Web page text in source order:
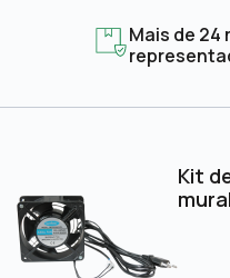
Mais de 24
Kit